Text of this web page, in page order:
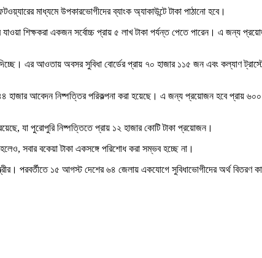
মাধ্যমে উপকারভোগীদের ব্যাংক অ্যাকাউন্টে টাকা পাঠানো হবে।
শিক্ষকরা একজন সর্বোচ্চ প্রায় ৫ লাখ টাকা পর্যন্ত পেতে পারেন। এ জন্য
এর আওতায় অবসর সুবিধা বোর্ডের প্রায় ৭০ হাজার ১১৫ জন এবং কল্যাণ
আবেদন নিষ্পত্তির পরিকল্পনা করা হয়েছে। এ জন্য প্রয়োজন হবে প্রায়
যা পুরোপুরি নিষ্পত্তিতে প্রায় ১২ হাজার কোটি টাকা প্রয়োজন।
সবার বকেয়া টাকা একসঙ্গে পরিশোধ করা সম্ভব হচ্ছে না।
পরবর্তীতে ১৫ আগস্ট দেশের ৬৪ জেলায় একযোগে সুবিধাভোগীদের অর্থ বিতরণ